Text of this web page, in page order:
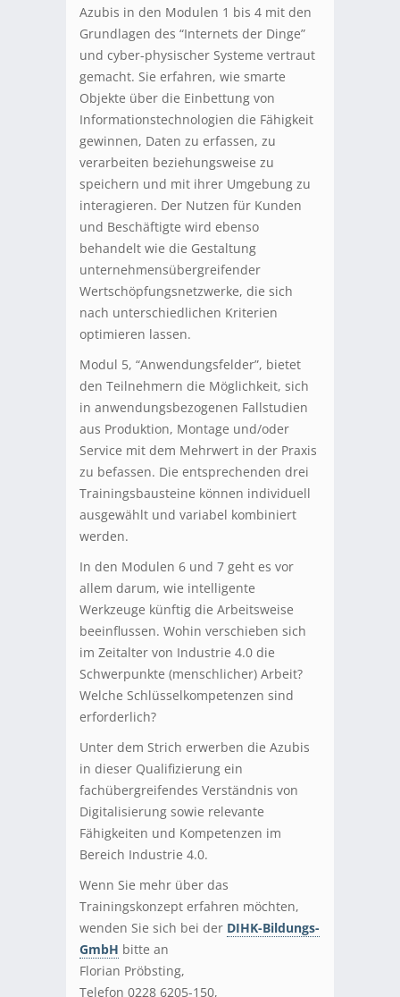
Azubis in den Modulen 1 bis 4 mit den
Grundlagen des “Internets der Dinge”
und cyber-physischer Systeme vertraut
gemacht. Sie erfahren, wie smarte
Objekte über die Einbettung von
Informationstechnologien die Fähigkeit
gewinnen, Daten zu erfassen, zu
verarbeiten beziehungsweise zu
speichern und mit ihrer Umgebung zu
interagieren. Der Nutzen für Kunden
und Beschäftigte wird ebenso
behandelt wie die Gestaltung
unternehmensübergreifender
Wertschöpfungsnetzwerke, die sich
nach unterschiedlichen Kriterien
optimieren lassen.
Modul 5, “Anwendungsfelder”, bietet
den Teilnehmern die Möglichkeit, sich
in anwendungsbezogenen Fallstudien
aus Produktion, Montage und/oder
Service mit dem Mehrwert in der Praxis
zu befassen. Die entsprechenden drei
Trainingsbausteine können individuell
ausgewählt und variabel kombiniert
werden.
In den Modulen 6 und 7 geht es vor
allem darum, wie intelligente
Werkzeuge künftig die Arbeitsweise
beeinflussen. Wohin verschieben sich
im Zeitalter von Industrie 4.0 die
Schwerpunkte (menschlicher) Arbeit?
Welche Schlüsselkompetenzen sind
erforderlich?
Unter dem Strich erwerben die Azubis
in dieser Qualifizierung ein
fachübergreifendes Verständnis von
Digitalisierung sowie relevante
Fähigkeiten und Kompetenzen im
Bereich Industrie 4.0.
Wenn Sie mehr über das
Trainingskonzept erfahren möchten,
wenden Sie sich bei der DIHK-Bildungs-
GmbH bitte an
Florian Pröbsting,
Telefon 0228 6205-150,